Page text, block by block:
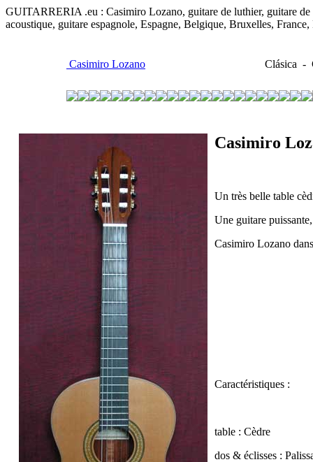
GUITARRERIA .eu : Casimiro Lozano, guitare de luthier, guitare
acoustique, guitare espagnole, Espagne, Belgique, Bruxelles,
Casimiro Lozano Clásica -
Casimiro
Un très belle table
Une guitare
Casimiro Lozano
Caractéristiques :
table : Cèdre
dos & éclisses :